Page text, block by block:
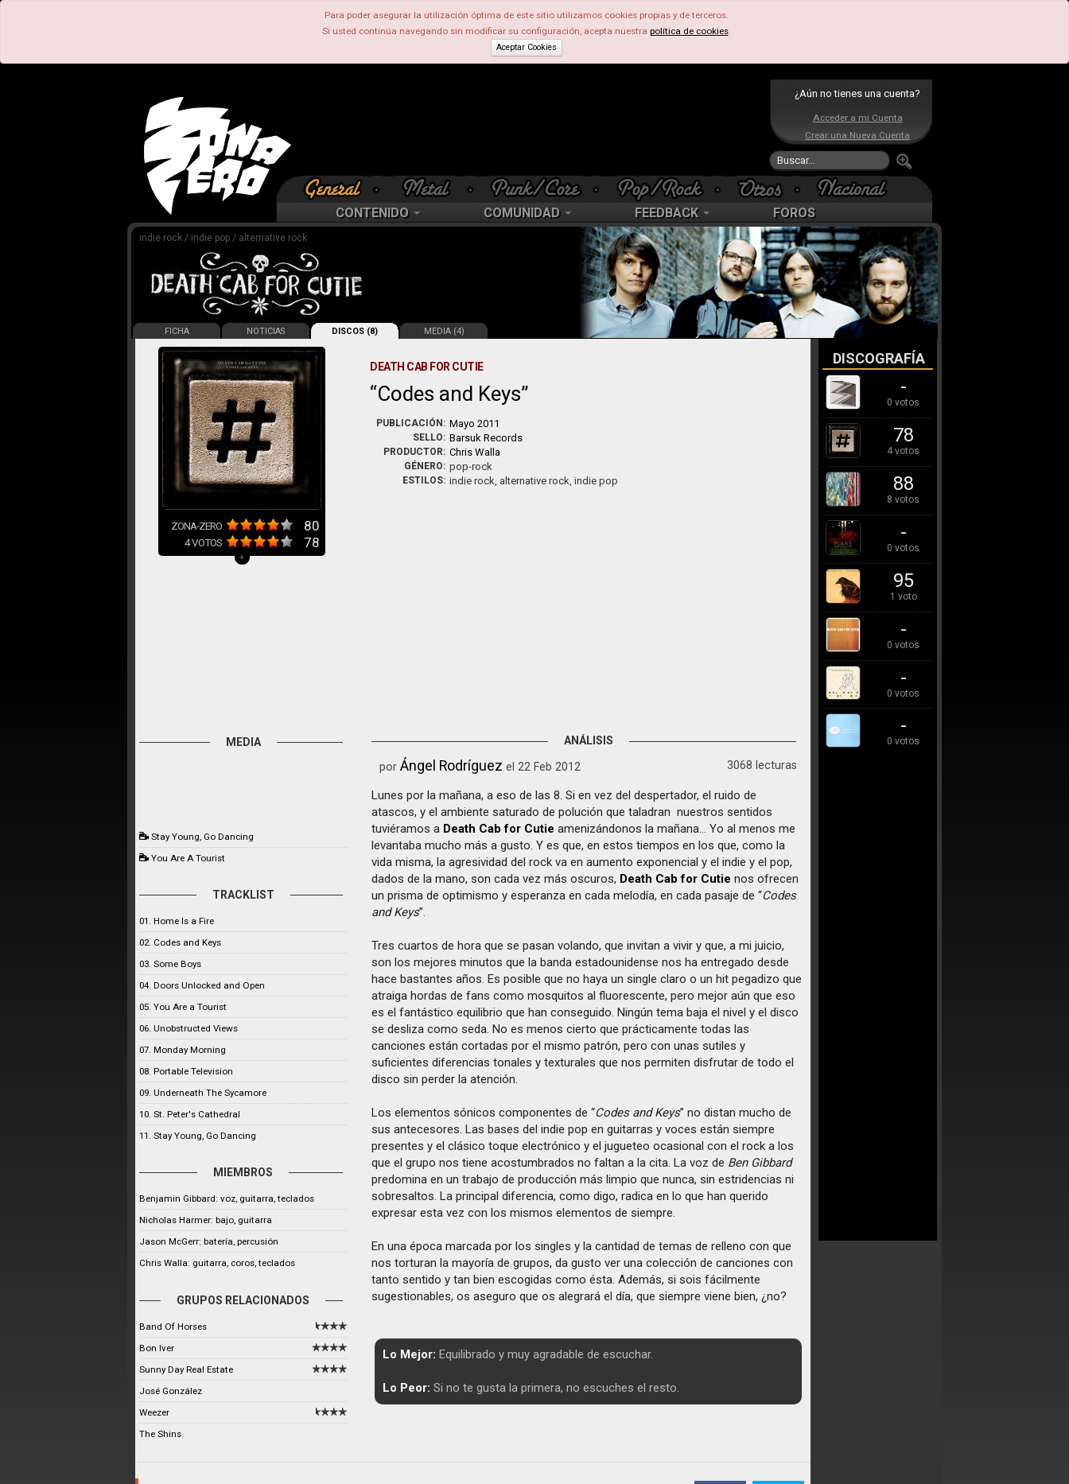
Para poder asegurar la utilización óptima de este sitio utilizamos cookies propias y de terceros.
Si usted continúa navegando sin modificar su configuración, acepta nuestra política de cookies.
Aceptar Cookies
¿Aún no tienes una cuenta?
Acceder a mi Cuenta
Crear una Nueva Cuenta
CONTENIDO COMUNIDAD FEEDBACK FOROS
indie rock / indie pop / alternative rock
FICHA NOTICIAS DISCOS (8) MEDIA (4)
ZONA-ZERO 80
4VOTOS 78
+
DEATH CAB FOR CUTIE
Codes and Keys
PUBLICACIÓN: Mayo 2011
SELLO: Barsuk Records
PRODUCTOR: Chris Walla
GÉNERO: pop-rock
ESTILOS: indie rock, alternative rock, indie pop
MEDIA
Stay Young, Go Dancing
You Are A Tourist
TRACKLIST
01. Home Is a Fire
02. Codes and Keys
03. Some Boys
04. Doors Unlocked and Open
05. You Are a Tourist
06. Unobstructed Views
07. Monday Morning
08. Portable Television
09. Underneath The Sycamore
10. St. Peter's Cathedral
11. Stay Young, Go Dancing
MIEMBROS
Benjamin Gibbard: voz, guitarra, teclados
Nicholas Harmer: bajo, guitarra
Jason McGerr: batería, percusión
Chris Walla: guitarra, coros, teclados
GRUPOS RELACIONADOS
Band Of Horses
Bon Iver
Sunny Day Real Estate
José González
Weezer
The Shins
ANÁLISIS
porÁngel Rodríguez el 22 Feb 2012 3068 lecturas
Lunes por la mañana, a eso de las 8. Si en vez del despertador, el ruido de
atascos, y el ambiente saturado de polución que taladran nuestros sentidos
tuviéramos a Death Cab for Cutie amenizándonos la mañana… Yo al menos me
levantaba mucho más a gusto. Y es que, en estos tiempos en los que, como la
vida misma, la agresividad del rock va en aumento exponencial y el indie y el pop,
dados de la mano, son cada vez más oscuros, Death Cab for Cutie nos ofrecen
un prisma de optimismo y esperanza en cada melodía, en cada pasaje de “Codes
and Keys”.
Tres cuartos de hora que se pasan volando, que invitan a vivir y que, a mi juicio,
son los mejores minutos que la banda estadounidense nos ha entregado desde
hace bastantes años. Es posible que no haya un single claro o un hit pegadizo que
atraiga hordas de fans como mosquitos al fluorescente, pero mejor aún que eso
es el fantástico equilibrio que han conseguido. Ningún tema baja el nivel y el disco
se desliza como seda. No es menos cierto que prácticamente todas las
canciones están cortadas por el mismo patrón, pero con unas sutiles y
suficientes diferencias tonales y texturales que nos permiten disfrutar de todo el
disco sin perder la atención.
Los elementos sónicos componentes de “Codes and Keys” no distan mucho de
sus antecesores. Las bases del indie pop en guitarras y voces están siempre
presentes y el clásico toque electrónico y el jugueteo ocasional con el rock a los
que el grupo nos tiene acostumbrados no faltan a la cita. La voz de Ben Gibbard
predomina en un trabajo de producción más limpio que nunca, sin estridencias ni
sobresaltos. La principal diferencia, como digo, radica en lo que han querido
expresar esta vez con los mismos elementos de siempre.
En una época marcada por los singles y la cantidad de temas de relleno con que
nos torturan la mayoría de grupos, da gusto ver una colección de canciones con
tanto sentido y tan bien escogidas como ésta. Además, si sois fácilmente
sugestionables, os aseguro que os alegrará el día, que siempre viene bien, ¿no?
Lo Mejor: Equilibrado y muy agradable de escuchar.
Lo Peor: Si no te gusta la primera, no escuches el resto.
DISCOGRAFÍA
-
0 votos
78
4 votos
88
8 votos
-
0 votos
95
1 voto
-
0 votos
-
0 votos
-
0 votos